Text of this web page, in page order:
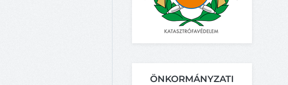
ÖNKORMÁNYZATI